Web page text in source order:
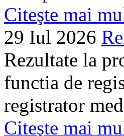
Citeşte mai
29 Iul 2026
Rezultate la
functia de
registrator
Citeşte mai